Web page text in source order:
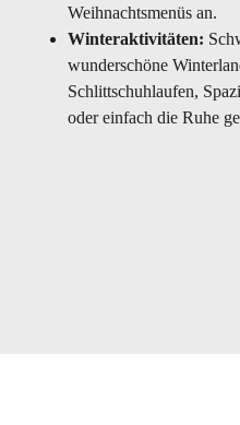
Weihnachtsmenüs an.
Winteraktivitäten:
wunderschöne
Schlittschuhlaufen,
oder einfach die Ruhe